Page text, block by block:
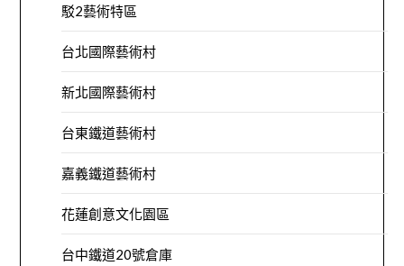
駁2藝術特區
台北國際藝術村
新北國際藝術村
台東鐵道藝術村
嘉義鐵道藝術村
花蓮創意文化園區
台中鐵道20號倉庫